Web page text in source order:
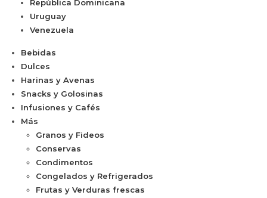
República Dominicana
Uruguay
Venezuela
Bebidas
Dulces
Harinas y Avenas
Snacks y Golosinas
Infusiones y Cafés
Más
Granos y Fideos
Conservas
Condimentos
Congelados y Refrigerados
Frutas y Verduras frescas